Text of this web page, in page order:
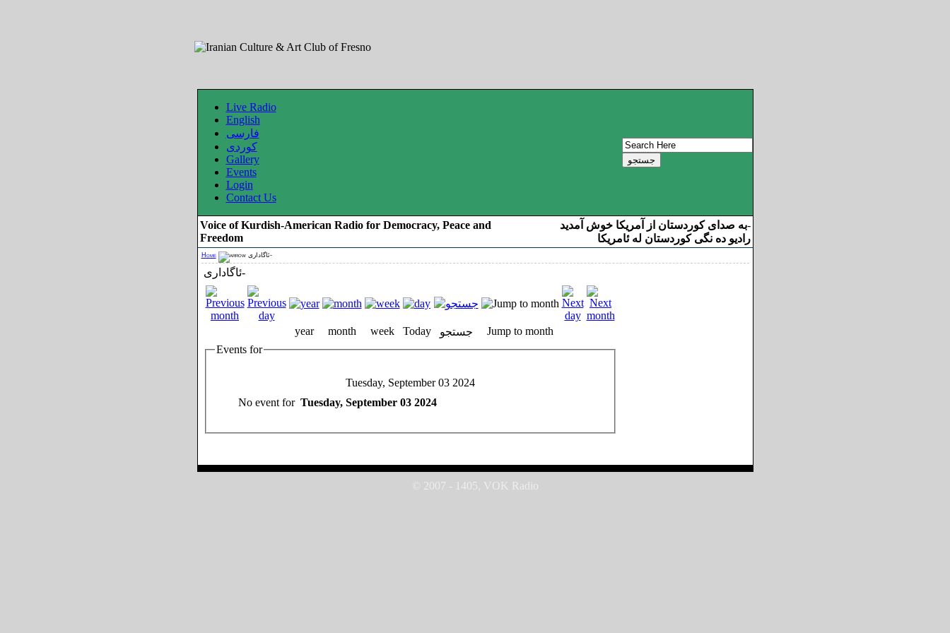
Live Radio
English
فارسی
کوردی
Gallery
Events
Login
Contact Us
به صدای کوردستان از آمریکا خوش آمدید-
رادیو ده نگی کوردستان له ئامریکا
Voice of Kurdish-American Radio for Democracy, Peace and
Freedom
Home ئاگاداری-
ئاگاداری-
year month week Today جستجو
Jump to month
Events for
Tuesday, September 03 2024
No event for Tuesday, September 03 2024
© 2007 - 1405, VOK Radio